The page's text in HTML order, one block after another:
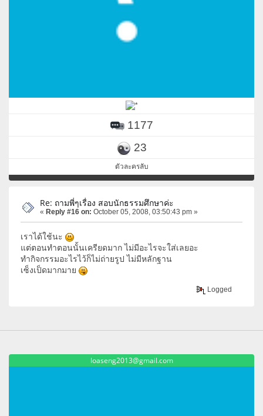
1177
23
ตัวละครลับ
Re: ถามพี่ๆเรื่อง สอบนักธรรมศึกษาค่ะ
« Reply #16 on: October 05, 2008, 03:50:43 pm »
เราได้ใช้นะ
แต่ตอนทำตอนนั้นเครียดมาก ไม่มีอะไรจะใส่เลยอะ
ทำกิจกรรมอะไรไว้ก็ไม่ถ่ายรูป ไม่มีหลักฐาน
เซ็งเป็ดมากมาย
Logged
loaseng2013@gmail.com